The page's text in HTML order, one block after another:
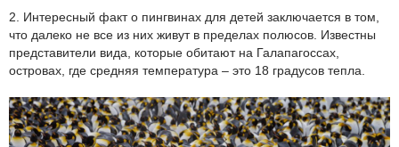
2. Интересный факт о пингвинах для детей заключается в том,
что далеко не все из них живут в пределах полюсов. Известны
представители вида, которые обитают на Галапагоссах,
островах, где средняя температура – это 18 градусов тепла.